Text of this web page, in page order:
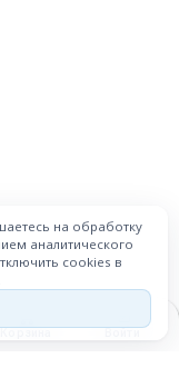
Корзина Войти
на обработку
аналитического
cookies в